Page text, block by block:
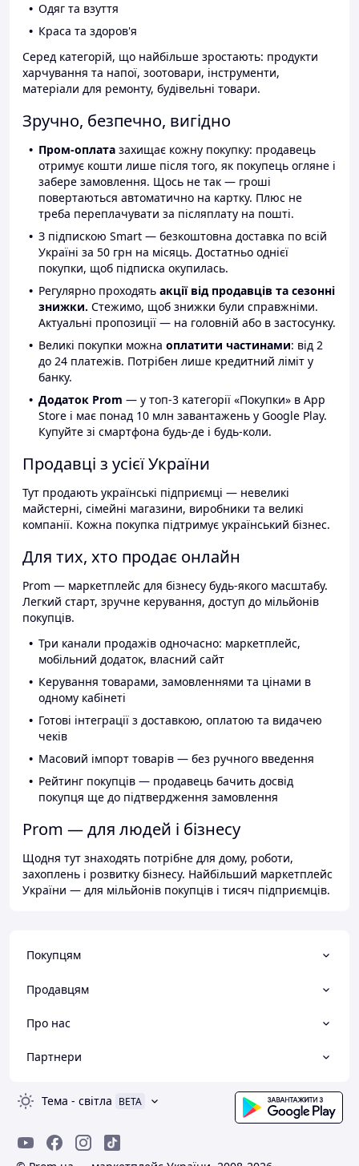
Одяг та взуття
Краса та здоров'я
Серед категорій, що найбільше зростають: продукти
харчування та напої, зоотовари, інструменти,
матеріали для ремонту, будівельні товари.
Зручно, безпечно, вигідно
Пром-оплата захищає кожну покупку: продавець
отримує кошти лише після того, як покупець огляне і
забере замовлення. Щось не так — гроші
повертаються автоматично на картку. Плюс не
треба переплачувати за післяплату на пошті.
З підпискою Smart — безкоштовна доставка по всій
Україні за 50 грн на місяць. Достатньо однієї
покупки, щоб підписка окупилась.
Регулярно проходять акції від продавців та сезонні
знижки. Стежимо, щоб знижки були справжніми.
Актуальні пропозиції — на головній або в застосунку.
Великі покупки можна оплатити частинами: від 2
до 24 платежів. Потрібен лише кредитний ліміт у
банку.
Додаток Prom — у топ-3 категорії «Покупки» в App
Store і має понад 10 млн завантажень у Google Play.
Купуйте зі смартфона будь-де і будь-коли.
Продавці з усієї України
Тут продають українські підприємці — невеликі
майстерні, сімейні магазини, виробники та великі
компанії. Кожна покупка підтримує український бізнес.
Для тих, хто продає онлайн
Prom — маркетплейс для бізнесу будь-якого масштабу.
Легкий старт, зручне керування, доступ до мільйонів
покупців.
Три канали продажів одночасно: маркетплейс,
мобільний додаток, власний сайт
Керування товарами, замовленнями та цінами в
одному кабінеті
Готові інтеграції з доставкою, оплатою та видачею
чеків
Масовий імпорт товарів — без ручного введення
Рейтинг покупців — продавець бачить досвід
покупця ще до підтвердження замовлення
Prom — для людей і бізнесу
Щодня тут знаходять потрібне для дому, роботи,
захоплень і розвитку бізнесу. Найбільший маркетплейс
України — для мільйонів покупців і тисяч підприємців.
Покупцям
Продавцям
Про нас
Партнери
Тема - світла BETA